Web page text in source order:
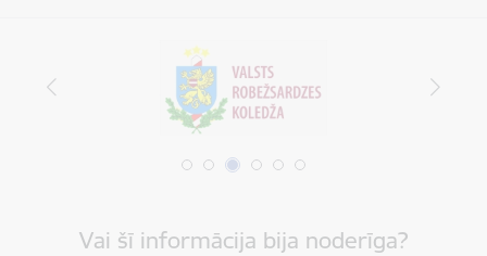
Vai šī informācija bija noderīga?